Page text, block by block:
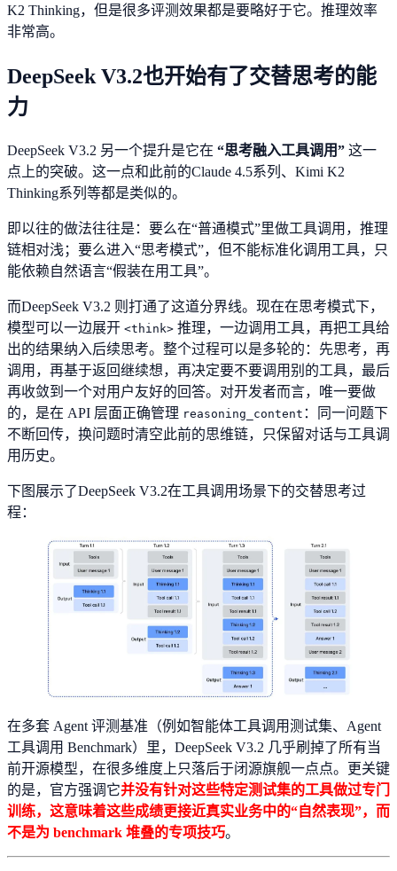
K2 Thinking，但是很多评测效果都是要略好于它。推理效率
非常高。
DeepSeek V3.2也开始有了交替思考的能
力
DeepSeek V3.2 另一个提升是它在 “思考融入工具调用” 这一
点上的突破。这一点和此前的Claude 4.5系列、Kimi K2
Thinking系列等都是类似的。
即以往的做法往往是：要么在“普通模式”里做工具调用，推理
链相对浅；要么进入“思考模式”，但不能标准化调用工具，只
能依赖自然语言“假装在用工具”。
而DeepSeek V3.2 则打通了这道分界线。现在在思考模式下，
模型可以一边展开 <think> 推理，一边调用工具，再把工具给
出的结果纳入后续思考。整个过程可以是多轮的：先思考，再
调用，再基于返回继续想，再决定要不要调用别的工具，最后
再收敛到一个对用户友好的回答。对开发者而言，唯一要做
的，是在 API 层面正确管理 reasoning_content ：同一问题下
不断回传，换问题时清空此前的思维链，只保留对话与工具调
用历史。
下图展示了DeepSeek V3.2在工具调用场景下的交替思考过
程：
在多套 Agent 评测基准（例如智能体工具调用测试集、Agent
工具调用 Benchmark）里，DeepSeek V3.2 几乎刷掉了所有当
前开源模型，在很多维度上只落后于闭源旗舰一点点。更关键
的是，官方强调它并没有针对这些特定测试集的工具做过专门
训练，这意味着这些成绩更接近真实业务中的“自然表现”，而
不是为 benchmark 堆叠的专项技巧。